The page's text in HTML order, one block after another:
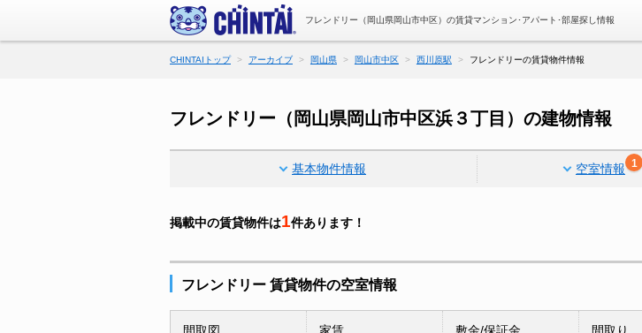
フレンドリー（岡山県岡山市中区）の賃貸マンション･アパート･部屋探し情報
CHINTAIトップ アーカイブ 岡山県 岡山市中区 西川原駅 フレンドリーの賃貸物件情報
フレンドリー（岡山県岡山市中区浜３丁目）の建物情報
基本物件情報 空室情報 1
掲載中の賃貸物件は1件あります！
フレンドリー 賃貸物件の空室情報